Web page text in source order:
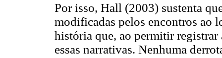
Por isso, Hall (2003) sustenta
modificadas pelos encontros ao
história que, ao permitir registrar
essas narrativas. Nenhuma